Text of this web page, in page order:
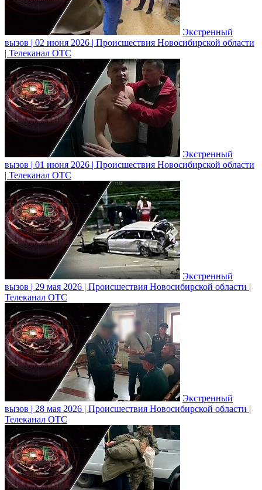
Экстренный
вызов | 02 июня 2026 | Происшествия Новосибирской области
| Телеканал ОТС
Экстренный
вызов | 01 июня 2026 | Происшествия Новосибирской области
| Телеканал ОТС
Экстренный
вызов | 29 мая 2026 | Происшествия Новосибирской области |
Телеканал ОТС
Экстренный
вызов | 28 мая 2026 | Происшествия Новосибирской области |
Телеканал ОТС